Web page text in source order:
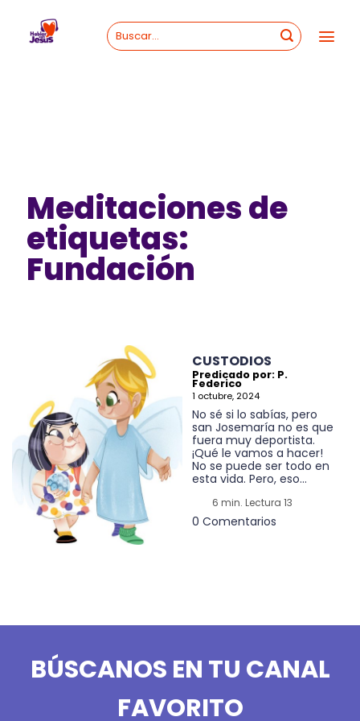
content
Meditaciones de
etiquetas:
Fundación
CUSTODIOS
Predicado por: P.
Federico
1 octubre, 2024
No sé si lo sabías, pero
san Josemaría no es que
fuera muy deportista.
¡Qué le vamos a hacer!
No se puede ser todo en
esta vida. Pero, eso...
6 min. Lectura 13
0 Comentarios
BÚSCANOS EN TU CANAL
FAVORITO